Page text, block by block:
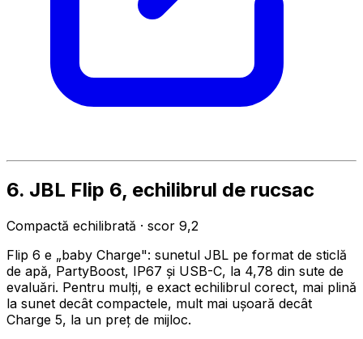
6. JBL Flip 6, echilibrul de rucsac
Compactă echilibrată · scor 9,2
Flip 6 e „baby Charge": sunetul JBL pe format de sticlă
de apă, PartyBoost, IP67 și USB-C, la 4,78 din sute de
evaluări. Pentru mulți, e exact echilibrul corect, mai plină
la sunet decât compactele, mult mai ușoară decât
Charge 5, la un preț de mijloc.